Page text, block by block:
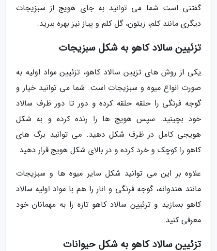
گفتنی است شما می توانید به جای هویج از سبزیجات
دیگری مانند کلم، زیتون، گل کلم و پیاز نیز بهره ببرید.
تزئیین سالاد کاهو به شکل سبزیجات
یکی از روش های تزیین سالاد کاهو، تزئیین مواد اولیه به
صورت انواع میوه و سبزیجات است. شما می توانید خیار و
گوجه فرنگی را حلقه حلقه کرده و دور تا دور ظرف سالاد
خود بچینید. سپس هویج ها را رنده کرده و به شکل
هویجی کامل در ظرف شکل دهید. می توانید برگ های
کاهو را کوچک و خرد کرده و در بالای شکل هویج قرار دهید.
علاوه بر این می توانید شکل سایر میوه ها و سبزیجات
مانند هندوانه، گوجه فرنگی و انار را هم با مواد اولیه سالاد
کاهو بسازید و تزئیین سالاد کاهو تازه را به مهمانان خود
معرفی کنید.
تزئیین سالاد کاهو به شکل حیوانات